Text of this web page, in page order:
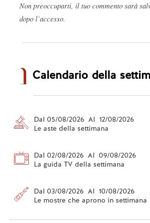
Non preoccuparti, il tuo commento sarà
dopo l’accesso.
Calendario della
Dal 05/08/2026 Al 12/08/2026
Le aste della settimana
Dal 02/08/2026 Al 09/08/2026
La guida TV della settimana
Dal 03/08/2026 Al 10/08/2026
Le mostre che aprono in settimana